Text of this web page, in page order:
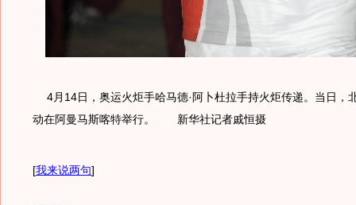
4月14日，奥运火炬手哈马德·阿卜杜拉手持火炬传递。当日，
动在阿曼马斯喀特举行。 新华社记者戚恒摄
[我来说两句]